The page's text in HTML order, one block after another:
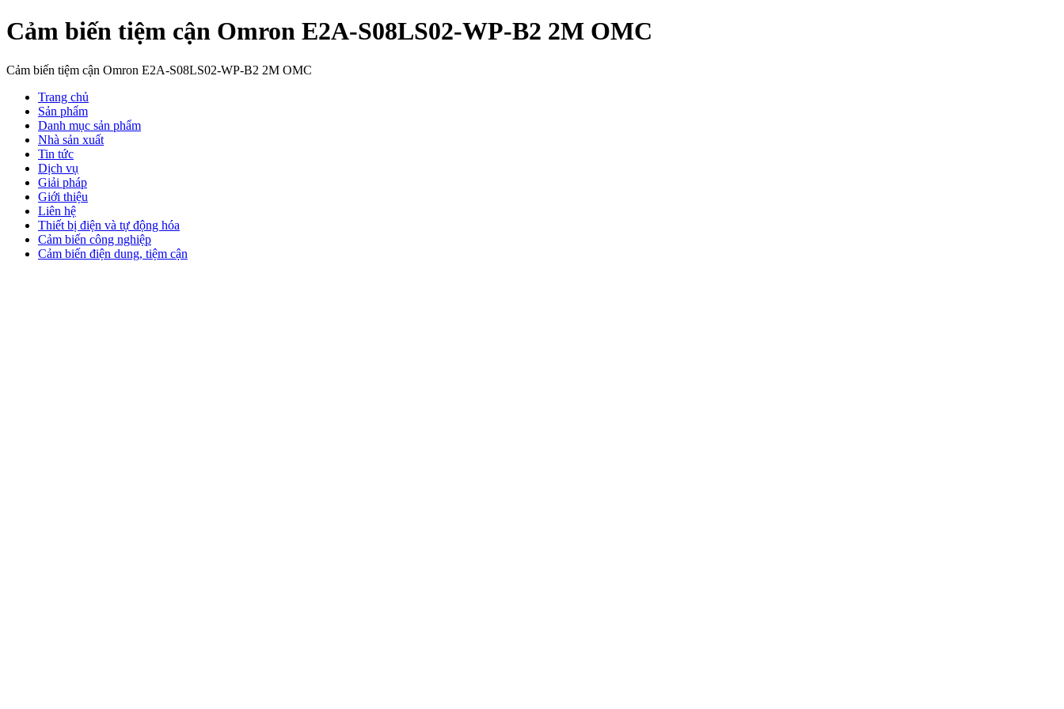
Cảm biến tiệm cận Omron E2A-S08LS02-WP-B2 2M OMC
Cảm biến tiệm cận Omron E2A-S08LS02-WP-B2 2M OMC
Trang chủ
Sản phẩm
Danh mục sản phẩm
Nhà sản xuất
Tin tức
Dịch vụ
Giải pháp
Giới thiệu
Liên hệ
Thiết bị điện và tự động hóa
Cảm biến công nghiệp
Cảm biến điện dung, tiệm cận